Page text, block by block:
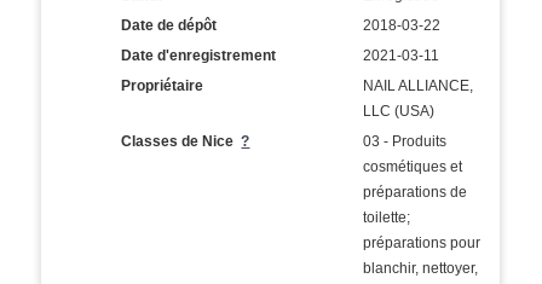
Date de dépôt
2018-03-22
Date d'enregistrement
2021-03-11
Propriétaire
NAIL ALLIANCE,
LLC (USA)
Classes de Nice?
03 - Produits
cosmétiques et
préparations de
toilette;
préparations pour
blanchir, nettoyer,